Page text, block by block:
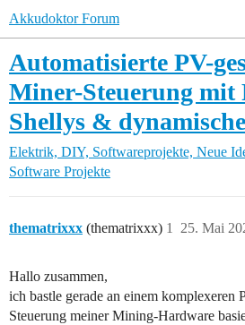
Akkudoktor Forum
Automatisierte PV-
Miner-Steuerung mit
Shellys &
Elektrik, DIY, Softwareprojekte, Neue
Software Projekte
thematrixxx (thematrixxx) 25. Mai
1
Hallo zusammen,
ich bastle gerade an einem komplexeren
Steuerung meiner Mining-Hardware